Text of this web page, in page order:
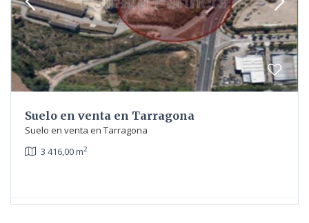
Suelo en venta en Tarragona
Suelo en venta en Tarragona
3 416,00 m2